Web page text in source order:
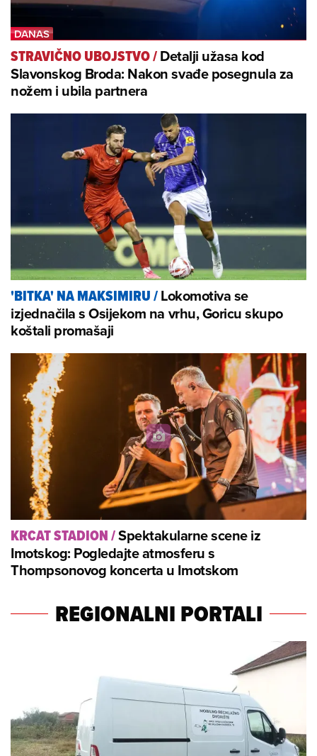
STRAVIČNO UBOJSTVO/Detalji užasa kod
Slavonskog Broda: Nakon svađe posegnula za
nožem i ubila partnera
'BITKA' NA MAKSIMIRU/Lokomotiva se
izjednačila s Osijekom na vrhu, Goricu skupo
koštali promašaji
KRCAT STADION/Spektakularne scene iz
Imotskog: Pogledajte atmosferu s
Thompsonovog koncerta u Imotskom
REGIONALNI PORTALI